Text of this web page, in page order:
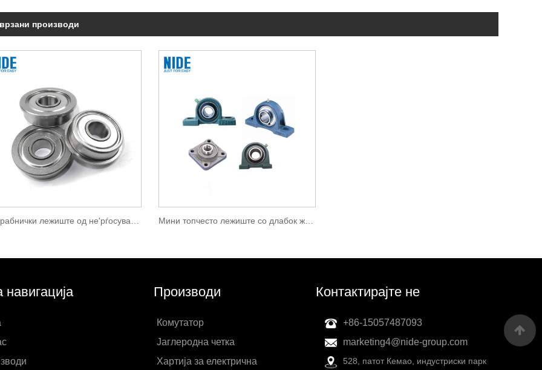
производи
навигација Производи
Комутатор
Јаглеродна четка
Хартија за електрична
Контактирајте не
+86-15057487093
marketing4@nide-group.com
528, патот Кемао, индустриски парк